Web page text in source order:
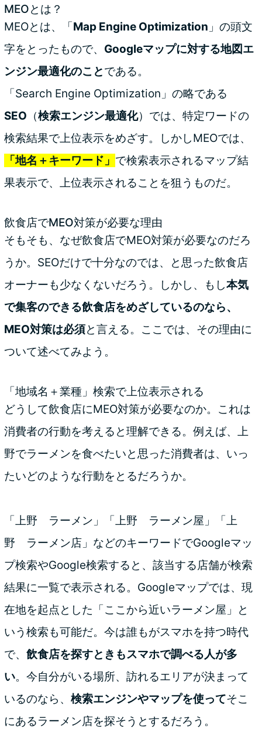
MEOとは？
MEOとは、「Map Engine Optimization 」の頭文
字をとったもので、 Googleマップに対する地図エ
ンジン最適化のことである。
「Search Engine Optimization」の略である
SEO （検索エンジン最適化）では、特定ワードの
検索結果で上位表示をめざす。しかしMEOでは、
「地名＋キーワード」 で検索表示されるマップ結
果表示で、上位表示されることを狙うものだ。
飲食店でMEO対策が必要な理由
そもそも、なぜ飲食店でMEO対策が必要なのだろ
うか。SEOだけで十分なのでは、と思った飲食店
オーナーも少なくないだろう。しかし、もし本気
で集客のできる飲食店をめざしているのなら、
MEO対策は必須と言える。ここでは、その理由に
ついて述べてみよう。
「地域名＋業種」検索で上位表示される
どうして飲食店にMEO対策が必要なのか。これは
消費者の行動を考えると理解できる。例えば、上
野でラーメンを食べたいと思った消費者は、いっ
たいどのような行動をとるだろうか。
「上野 ラーメン」「上野 ラーメン屋」「上
野 ラーメン店」などのキーワードでGoogleマッ
プ検索やGoogle検索すると、該当する店舗が検索
結果に一覧で表示される。Googleマップでは、現
在地を起点とした「ここから近いラーメン屋」と
いう検索も可能だ。今は誰もがスマホを持つ時代
で、 飲食店を探すときもスマホで調べる人が多
い。今自分がいる場所、訪れるエリアが決まって
いるのなら、 検索エンジンやマップを使ってそこ
にあるラーメン店を探そうとするだろう。